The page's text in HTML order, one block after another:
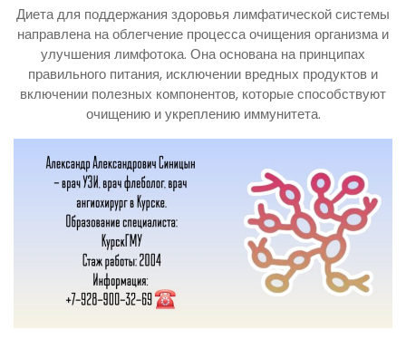
Диета для поддержания здоровья лимфатической системы
направлена на облегчение процесса очищения организма и
улучшения лимфотока. Она основана на принципах
правильного питания, исключении вредных продуктов и
включении полезных компонентов, которые способствуют
очищению и укреплению иммунитета.